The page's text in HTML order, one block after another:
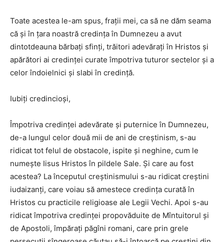
Toate acestea le-am spus, fraţii mei, ca să ne dăm seama
că şi în ţara noastră credinţa în Dumnezeu a avut
dintotdeauna bărbaţi sfinţi, trăitori adevăraţi în Hristos şi
apărători ai credinţei curate împotriva tuturor sectelor şi a
celor îndoielnici şi slabi în credinţă.
Iubiţi credincioşi,
Împotriva credinţei adevărate şi puternice în Dumnezeu,
de-a lungul celor două mii de ani de creştinism, s-au
ridicat tot felul de obstacole, ispite şi neghine, cum le
numeşte Iisus Hristos în pildele Sale. Şi care au fost
acestea? La începutul creştinismului s-au ridicat creştini
iudaizanţi, care voiau să amestece credinţa curată în
Hristos cu practicile religioase ale Legii Vechi. Apoi s-au
ridicat împotriva credinţei propovăduite de Mîntuitorul şi
de Apostoli, împăraţi păgîni romani, care prin grele